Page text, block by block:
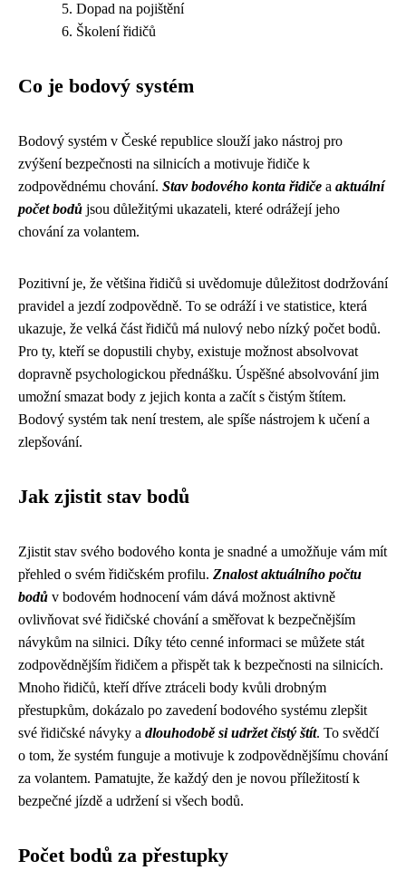
Dopad na pojištění
Školení řidičů
Co je bodový systém
Bodový systém v České republice slouží jako nástroj pro
zvýšení bezpečnosti na silnicích a motivuje řidiče k
zodpovědnému chování. Stav bodového konta řidiče a aktuální
počet bodů jsou důležitými ukazateli, které odrážejí jeho
chování za volantem.
Pozitivní je, že většina řidičů si uvědomuje důležitost dodržování
pravidel a jezdí zodpovědně. To se odráží i ve statistice, která
ukazuje, že velká část řidičů má nulový nebo nízký počet bodů.
Pro ty, kteří se dopustili chyby, existuje možnost absolvovat
dopravně psychologickou přednášku. Úspěšné absolvování jim
umožní smazat body z jejich konta a začít s čistým štítem.
Bodový systém tak není trestem, ale spíše nástrojem k učení a
zlepšování.
Jak zjistit stav bodů
Zjistit stav svého bodového konta je snadné a umožňuje vám mít
přehled o svém řidičském profilu. Znalost aktuálního počtu
bodů v bodovém hodnocení vám dává možnost aktivně
ovlivňovat své řidičské chování a směřovat k bezpečnějším
návykům na silnici. Díky této cenné informaci se můžete stát
zodpovědnějším řidičem a přispět tak k bezpečnosti na silnicích.
Mnoho řidičů, kteří dříve ztráceli body kvůli drobným
přestupkům, dokázalo po zavedení bodového systému zlepšit
své řidičské návyky a dlouhodobě si udržet čistý štít. To svědčí
o tom, že systém funguje a motivuje k zodpovědnějšímu chování
za volantem. Pamatujte, že každý den je novou příležitostí k
bezpečné jízdě a udržení si všech bodů.
Počet bodů za přestupky